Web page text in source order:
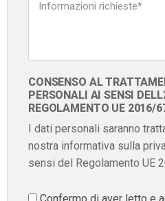
CONSENSO AL
PERSONALI AI SENSI
REGOLAMENTO UE 2016/
I dati personali saranno
nostra informativa sulla
sensi del Regolamento UE